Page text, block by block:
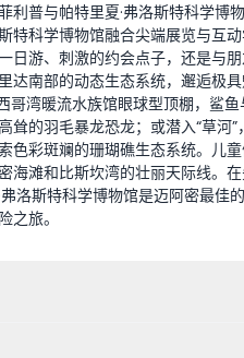
利普与帕特里夏·弗洛斯特科学
特科学博物馆融合尖端展览与互
日游、刺激的约会点子，还是与
达南部的动态生态系统，邂逅极
哥湾暖流水族馆眼球型顶棚，鲨
耸的羽毛暴龙恐龙；或潜入“草河
色彩斑斓的珊瑚礁生态系统。儿
海滩和比斯坎湾的壮丽天际线。
洛斯特科学博物馆是迈阿密最
之旅。